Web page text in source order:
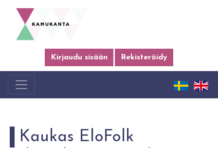
Kirjaudu sisään Rekisteröidy
Kaukas EloFolk